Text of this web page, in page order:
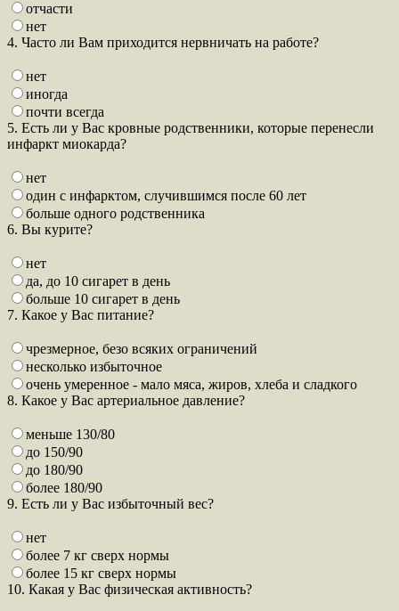
отчасти
нет
4. Часто ли Вам приходится нервничать на работе?
нет
иногда
почти всегда
5. Есть ли у Вас кровные родственники, которые перенесли
инфаркт миокарда?
нет
один с инфарктом, случившимся после 60 лет
больше одного родственника
6. Вы курите?
нет
да, до 10 сигарет в день
больше 10 сигарет в день
7. Какое у Вас питание?
чрезмерное, безо всяких ограничений
несколько избыточное
очень умеренное - мало мяса, жиров, хлеба и сладкого
8. Какое у Вас артериальное давление?
меньше 130/80
до 150/90
до 180/90
более 180/90
9. Есть ли у Вас избыточный вес?
нет
более 7 кг сверх нормы
более 15 кг сверх нормы
10. Какая у Вас физическая активность?